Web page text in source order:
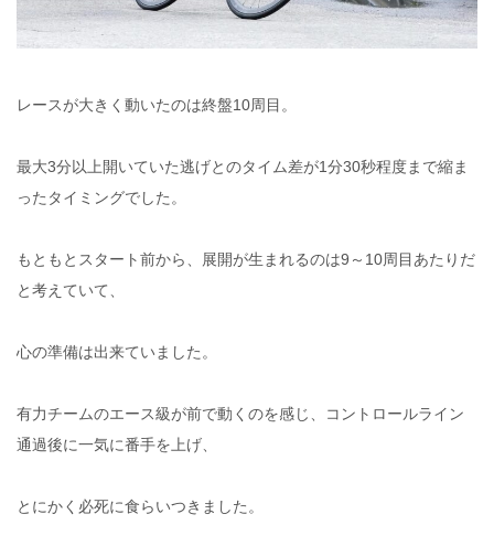
レースが大きく動いたのは終盤10周目。
最大3分以上開いていた逃げとのタイム差が1分30秒程度まで縮ま
ったタイミングでした。
もともとスタート前から、展開が生まれるのは9～10周目あたりだ
と考えていて、
心の準備は出来ていました。
有力チームのエース級が前で動くのを感じ、コントロールライン
通過後に一気に番手を上げ、
とにかく必死に食らいつきました。